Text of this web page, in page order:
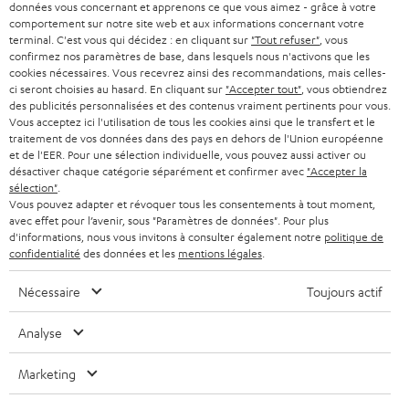
e
w
s
l
e
t
t
e
r
SMART HOME
BLUETOOTH
CASQUES AUDIO
CASQUES BLUETOOTH AUDIO
SYSTEMES COMPLETS
ENCEINTES
ULTIMA
ÉCOUTEURS INTRA-AURICULAIRES
FANSHOP
NOUVEAUTÉS
PRESSE
B2B
BLOG
NEWSLETTER
MAGASINS
AVANTAGES D’ACHAT
L’HISTOIRE DE TEUFEL
MANAGEMENT
DEVELOPPEMENT DURABLE
AUTRICHE
SUISSE
PAYS-BAS
BELGIQUE
FRANCE
POLOGNE
ITALIE
Sous réserve de modifications techniques, de fautes de frappe et d’autres
erreurs. Les accessoires figurant sur l’image ne font pas partie du contenu de
données vous concernant et apprenons ce que vous aimez - grâce à votre
comportement sur notre site web et aux informations concernant votre
terminal. C'est vous qui décidez : en cliquant sur "Tout refuser" , vous
confirmez nos paramètres de base, dans lesquels nous n'activons que les
cookies nécessaires. Vous recevrez ainsi des recommandations, mais celles-
ci seront choisies au hasard. En cliquant sur "Accepter tout" , vous obtiendrez
des publicités personnalisées et des contenus vraiment pertinents pour vous.
Vous acceptez ici l'utilisation de tous les cookies ainsi que le transfert et le
traitement de vos données dans des pays en dehors de l'Union européenne
et de l'EER. Pour une sélection individuelle, vous pouvez aussi activer ou
désactiver chaque catégorie séparément et confirmer avec "Accepter la
sélection"
Vous pouvez adapter et révoquer tous les consentements à tout moment,
avec effet pour l’avenir, sous "Paramètres de données". Pour plus
d'informations, nous vous invitons à consulter également notre politique de
confidentialité des données et les mentions légales
Nécessaire Toujours actif
Analyse
Marketing